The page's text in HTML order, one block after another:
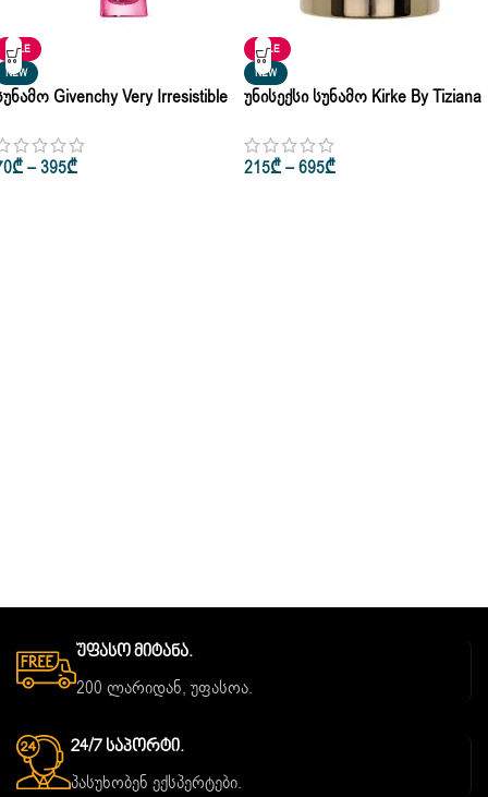
SALE
NEW
Givenchy Very Irresistible
₾–395₾
SALE
NEW
Უნისექსი Სუნამო Kirke By Tiziana
215₾–695₾
Უფასო Მიტანა.
200 ლარიდან, უფასოა.
24/7 Საპორტი.
პასუხობენ ექსპერტები.